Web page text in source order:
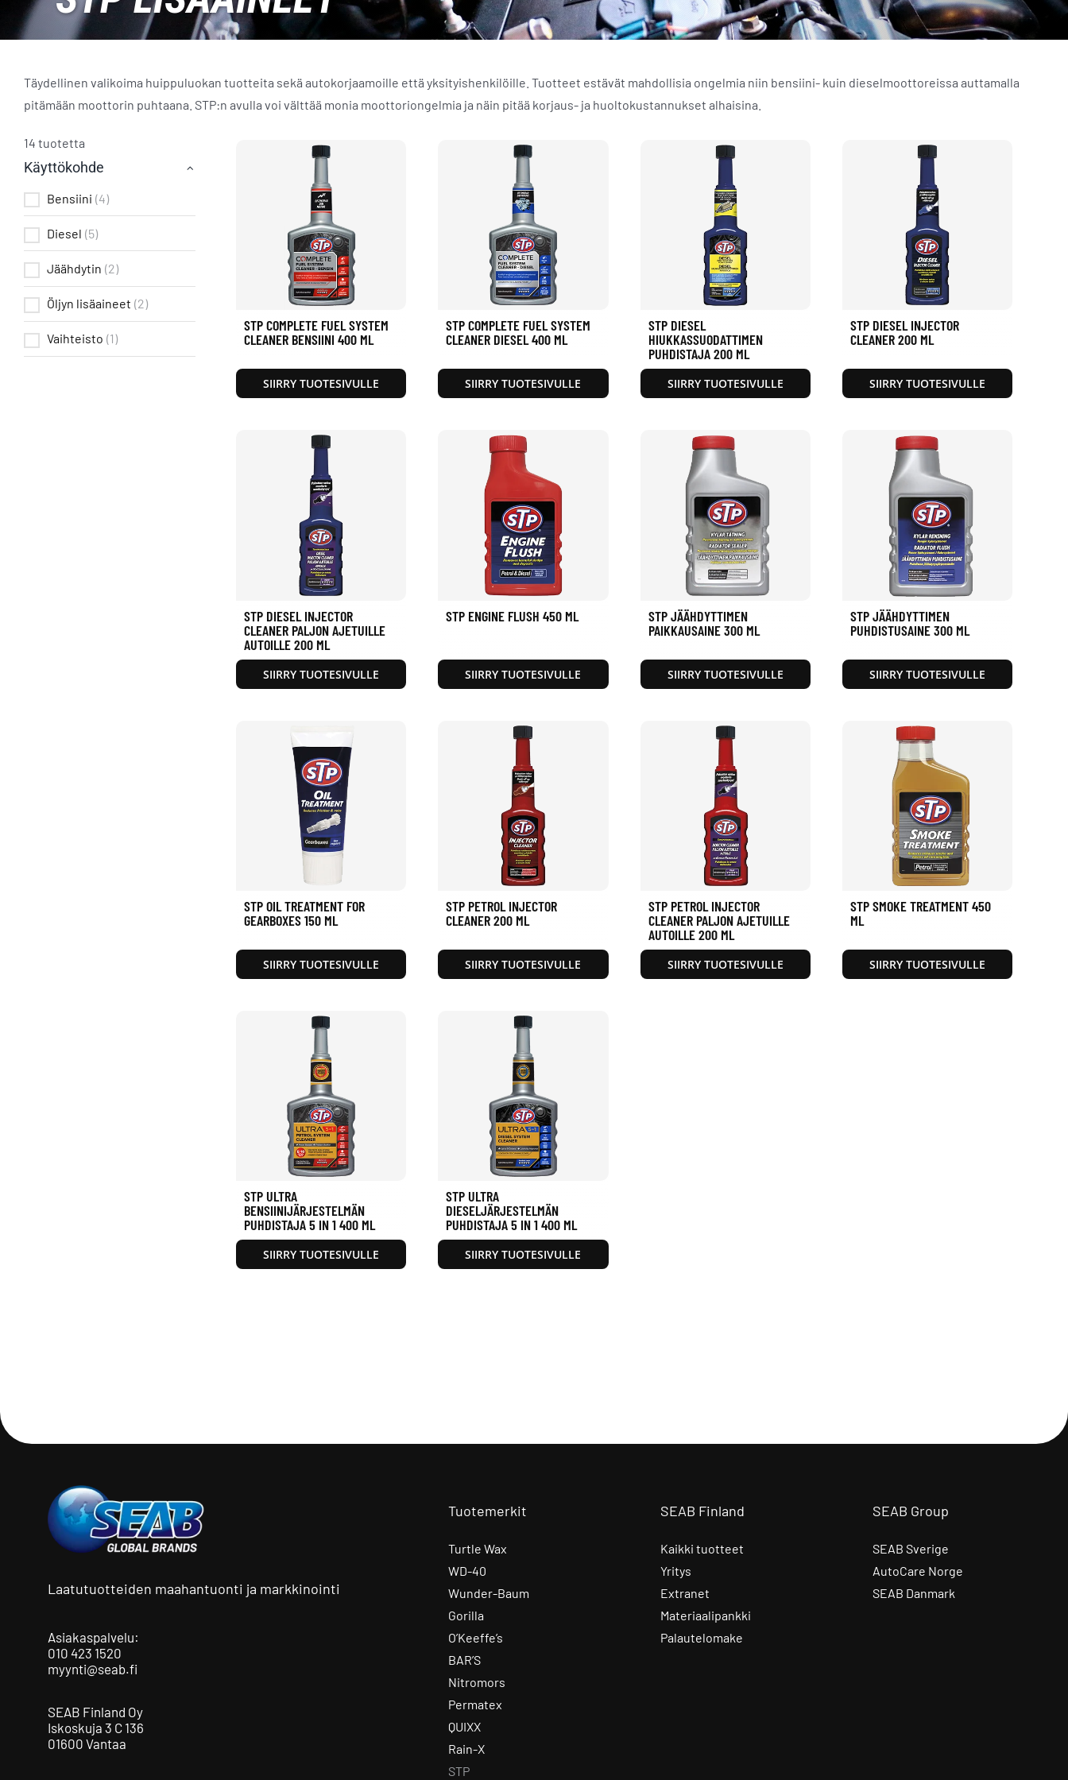
Täydellinen valikoima huippuluokan tuotteita sekä autokorjaamoille että yksityishenkilöille. Tuotteet estävät mahdollisia ongelmia niin bensiini- kuin dieselmoottoreissa auttamalla
pitämään moottorin puhtaana. STP:n avulla voi välttää monia moottoriongelmia ja näin pitää korjaus- ja huoltokustannukset alhaisina.
14 tuotetta
Käyttökohde
Bensiini (4)
Diesel (5)
Jäähdytin (2)
Öljyn lisäaineet (2)
Vaihteisto (1)
STP COMPLETE FUEL SYSTEM
CLEANER BENSIINI 400 ML
SIIRRY TUOTESIVULLE
STP COMPLETE FUEL SYSTEM
CLEANER DIESEL 400 ML
SIIRRY TUOTESIVULLE
STP DIESEL
HIUKKASSUODATTIMEN
PUHDISTAJA 200 ML
SIIRRY TUOTESIVULLE
STP DIESEL INJECTOR
CLEANER 200 ML
SIIRRY TUOTESIVULLE
STP DIESEL INJECTOR
CLEANER PALJON AJETUILLE
AUTOILLE 200 ML
SIIRRY TUOTESIVULLE
STP ENGINE FLUSH 450 ML
SIIRRY TUOTESIVULLE
STP JÄÄHDYTTIMEN
PAIKKAUSAINE 300 ML
SIIRRY TUOTESIVULLE
STP JÄÄHDYTTIMEN
PUHDISTUSAINE 300 ML
SIIRRY TUOTESIVULLE
STP OIL TREATMENT FOR
GEARBOXES 150 ML
SIIRRY TUOTESIVULLE
STP PETROL INJECTOR
CLEANER 200 ML
SIIRRY TUOTESIVULLE
STP PETROL INJECTOR
CLEANER PALJON AJETUILLE
AUTOILLE 200 ML
SIIRRY TUOTESIVULLE
STP SMOKE TREATMENT 450
ML
SIIRRY TUOTESIVULLE
STP ULTRA
BENSIINIJÄRJESTELMÄN
PUHDISTAJA 5 IN 1 400 ML
SIIRRY TUOTESIVULLE
STP ULTRA
DIESELJÄRJESTELMÄN
PUHDISTAJA 5 IN 1 400 ML
SIIRRY TUOTESIVULLE
Laatutuotteiden maahantuonti ja markkinointi
Asiakaspalvelu:
010 423 1520
myynti@seab.fi
SEAB Finland Oy
Iskoskuja 3 C 136
01600 Vantaa
Tuotemerkit
Turtle Wax
WD-40
Wunder-Baum
Gorilla
O’Keeffe’s
BAR’S
Nitromors
Permatex
QUIXX
Rain-X
STP
SEAB Finland
Kaikki tuotteet
Yritys
Extranet
Materiaalipankki
Palautelomake
SEAB Group
SEAB Sverige
AutoCare Norge
SEAB Danmark